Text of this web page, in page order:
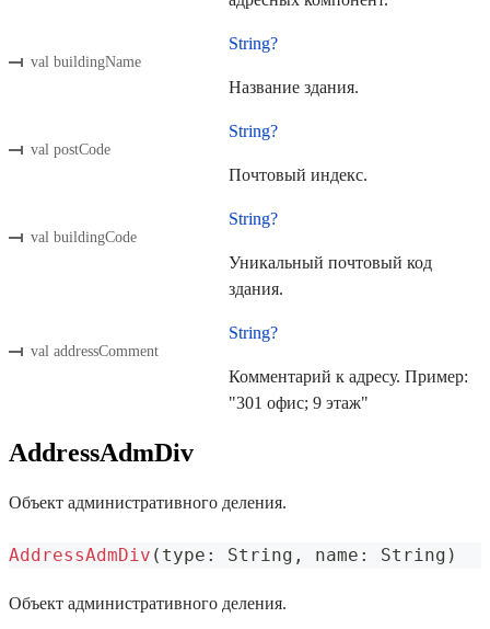
val buildingName
String?
Название здания.
val postCode
String?
Почтовый индекс.
val buildingCode
String?
Уникальный почтовый код
здания.
val addressComment
String?
Комментарий к адресу. Пример:
"301 офис; 9 этаж"
AddressAdmDiv
Объект административного деления.
AddressAdmDiv ( type : String , name : String )
Объект административного деления.